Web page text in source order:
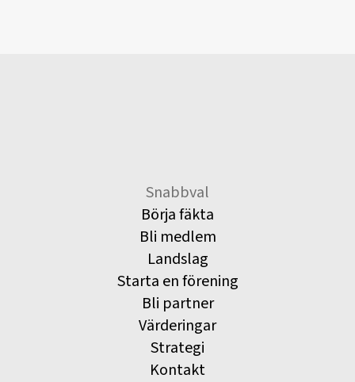
Snabbval
Börja fäkta
Bli medlem
Landslag
Starta en förening
Bli partner
Värderingar
Strategi
Kontakt